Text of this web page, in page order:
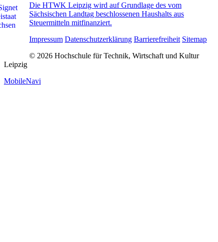
Die HTWK Leipzig wird auf Grundlage des vom
Sächsischen Landtag beschlossenen Haushalts aus
Steuermitteln mitfinanziert.
Impressum Datenschutzerklärung Barrierefreiheit Sitemap
© 2026 Hochschule für Technik, Wirtschaft und Kultur
Leipzig
MobileNavi